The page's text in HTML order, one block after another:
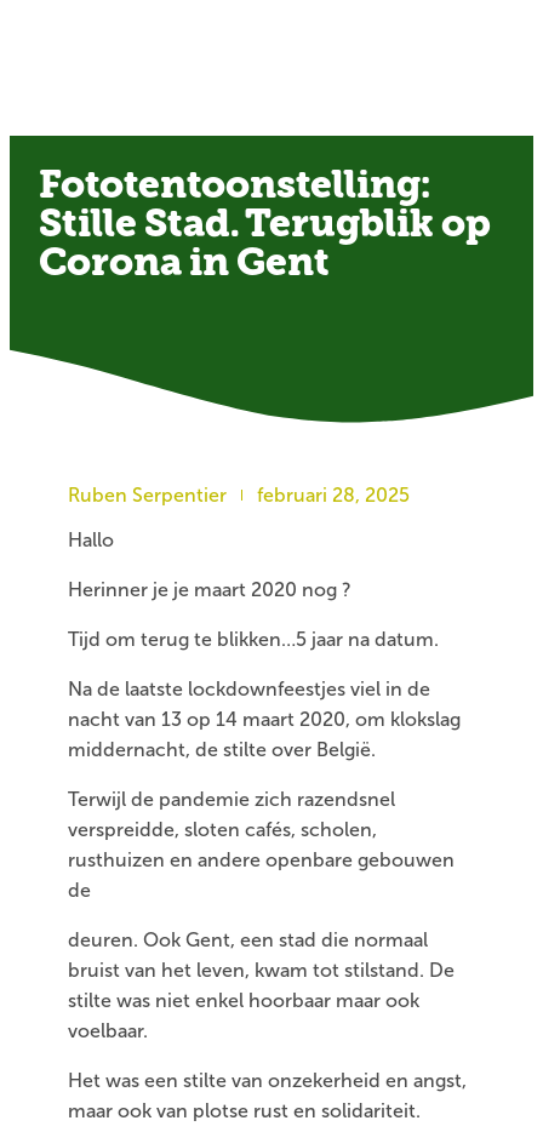
Fototentoonstelling:
Stille Stad. Terugblik op
Corona in Gent
Ruben Serpentier februari 28, 2025
Hallo
Herinner je je maart 2020 nog ?
Tijd om terug te blikken…5 jaar na datum.
Na de laatste lockdownfeestjes viel in de
nacht van 13 op 14 maart 2020, om klokslag
middernacht, de stilte over België.
Terwijl de pandemie zich razendsnel
verspreidde, sloten cafés, scholen,
rusthuizen en andere openbare gebouwen
de
deuren. Ook Gent, een stad die normaal
bruist van het leven, kwam tot stilstand. De
stilte was niet enkel hoorbaar maar ook
voelbaar.
Het was een stilte van onzekerheid en angst,
maar ook van plotse rust en solidariteit.